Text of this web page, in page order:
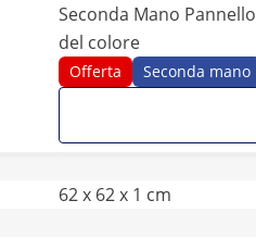
Seconda Mano
del colore
Offerta Seconda mano
62 x 62 x 1 cm